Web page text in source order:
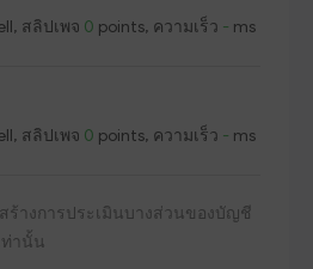
, สลิปเพจ 0 points, ความเร็ว - ms
, สลิปเพจ 0 points, ความเร็ว - ms
ร้างการประเมินบางส่วนของบัญชี
ท่านั้น